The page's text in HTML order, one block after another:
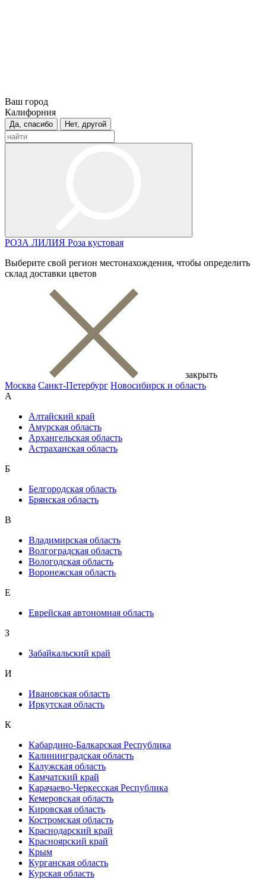
Ваш город
Калифорния
Да, спасибо Нет, другой
РОЗА ЛИЛИЯ Роза кустовая
Выберите свой регион местонахождения, чтобы определить
склад доставки цветов
закрыть
Москва Санкт-Петербург Новосибирск и область
А
Алтайский край
Амурская область
Архангельская область
Астраханская область
Б
Белгородская область
Брянская область
В
Владимирская область
Волгоградская область
Вологодская область
Воронежская область
Е
Еврейская автономная область
З
Забайкальский край
И
Ивановская область
Иркутская область
К
Кабардино-Балкарская Республика
Калининградская область
Калужская область
Камчатский край
Карачаево-Черкесская Республика
Кемеровская область
Кировская область
Костромская область
Краснодарский край
Красноярский край
Крым
Курганская область
Курская область